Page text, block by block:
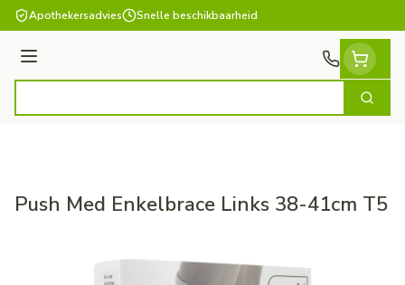
Ga naar de inhoud
Apothekersadvies Snelle beschikbaarheid
Menu
Zoek
Push Med Enkelbrace Links 38-41cm T5